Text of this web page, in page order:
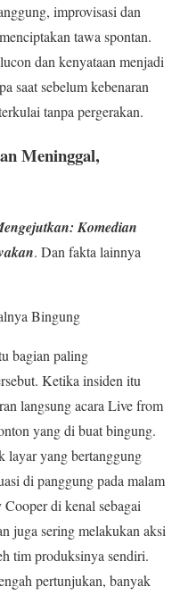
improvisasi dan
tawa spontan.
dan kenyataan menjadi
saat sebelum kebenaran
tanpa pergerakan.
Meninggal,
Komedian
. Dan fakta lainnya
Bingung
bagian paling
Ketika insiden itu
langsung acara Live from
yang di buat bingung.
layar yang bertanggung
di panggung pada malam
di kenal sebagai
juga sering melakukan aksi
tim produksinya sendiri.
pertunjukan, banyak